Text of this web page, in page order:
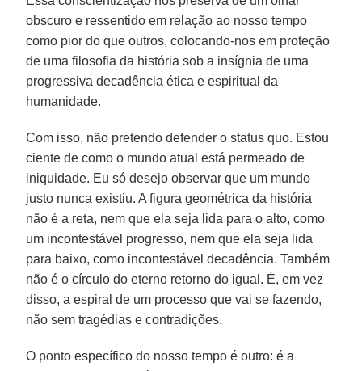
obscuro e ressentido em relação ao nosso tempo
como pior do que outros, colocando-nos em proteção
de uma filosofia da história sob a insígnia de uma
progressiva decadência ética e espiritual da
humanidade.
Com isso, não pretendo defender o status quo. Estou
ciente de como o mundo atual está permeado de
iniquidade. Eu só desejo observar que um mundo
justo nunca existiu. A figura geométrica da história
não é a reta, nem que ela seja lida para o alto, como
um incontestável progresso, nem que ela seja lida
para baixo, como incontestável decadência. Também
não é o círculo do eterno retorno do igual. É, em vez
disso, a espiral de um processo que vai se fazendo,
não sem tragédias e contradições.
O ponto específico do nosso tempo é outro: é a